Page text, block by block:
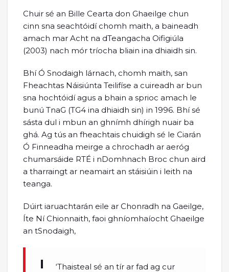
Chuir sé an Bille Cearta don Ghaeilge chun
cinn sna seachtóidí chomh maith, a baineadh
amach mar Acht na dTeangacha Oifigiúla
(2003) nach mór tríocha bliain ina dhiaidh sin.
Bhí Ó Snodaigh lárnach, chomh maith, san
Fheachtas Náisiúnta Teilifíse a cuireadh ar bun
sna hochtóidí agus a bhain a sprioc amach le
bunú TnaG (TG4 ina dhiaidh sin) in 1996. Bhí sé
sásta dul i mbun an ghnímh dhírigh nuair ba
ghá. Ag tús an fheachtais chuidigh sé le Ciarán
Ó Finneadha meirge a chrochadh ar aeróg
chumarsáide RTÉ i nDomhnach Broc chun aird
a tharraingt ar neamairt an stáisiúin i leith na
teanga.
Dúirt iaruachtarán eile ar Chonradh na Gaeilge,
Íte Ní Chionnaith, faoi ghníomhaíocht Ghaeilge
an tSnodaigh,
‘Thaisteal sé an tír ar fad ag cur